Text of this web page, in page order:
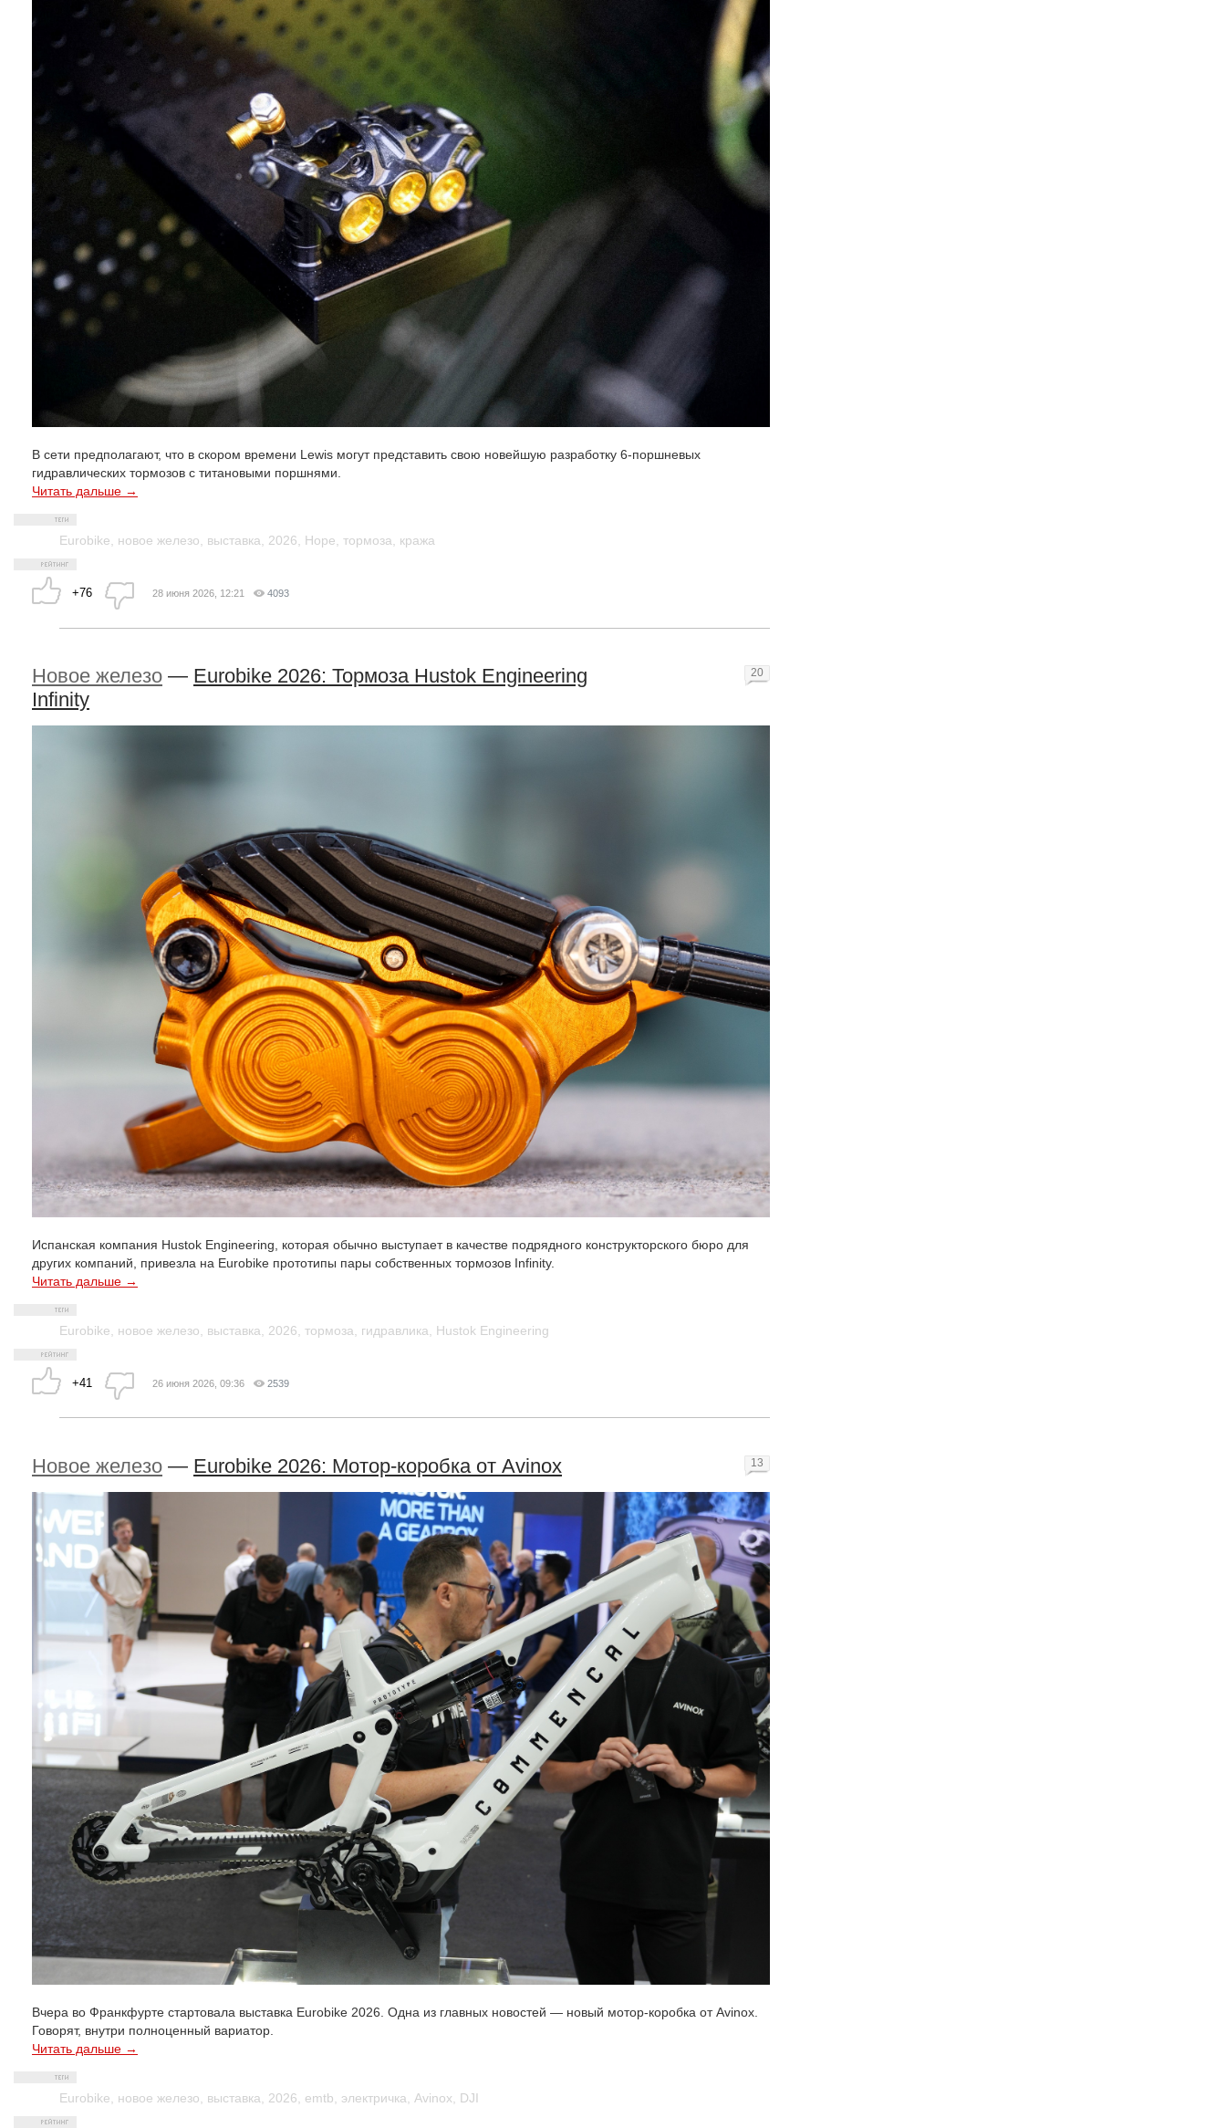
В сети предполагают, что в скором времени Lewis могут представить свою новейшую разработку 6-поршневых
гидравлических тормозов с титановыми поршнями.
Читать дальше →
Eurobike новое железо выставка 2026 Hope тормоза кража
+76 28 июня 2026, 12:21 4093
Новое железо — Eurobike 2026: Тормоза Hustok Engineering
Infinity
Испанская компания Hustok Engineering, которая обычно выступает в качестве подрядного конструкторского бюро для
других компаний, привезла на Eurobike прототипы пары собственных тормозов Infinity.
Читать дальше →
Eurobike, новое железо, выставка, 2026, тормоза, гидравлика, Hustok Engineering
+41
20
26 июня 2026, 09:36 2539
Новое железо — Eurobike 2026: Мотор-коробка от Avinox
Вчера во Франкфурте стартовала выставка Eurobike 2026. Одна из главных новостей — новый мотор-коробка от Avinox.
Говорят, внутри полноценный вариатор.
Читать дальше →
Eurobike новое железо выставка 2026 emtb электричка Avinox DJI
13